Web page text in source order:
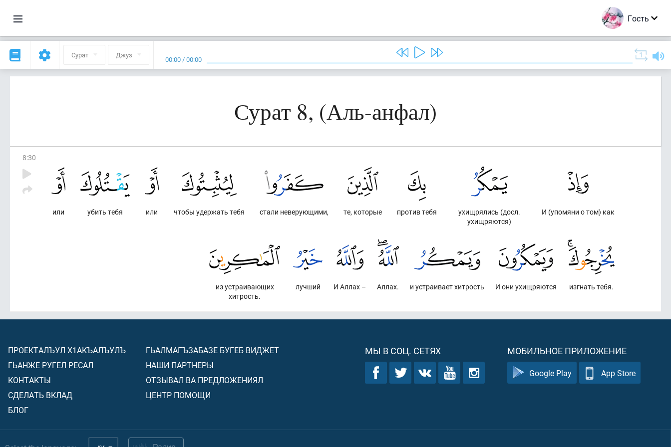
Гость
Сурат Джуз 00:00 /00:00
Сурат 8, (Аль-анфал)
8:30
И (упомяни о том) как
ухищрялись (досл.
ухищряются)
против тебя
те, которые
стали неверующими,
чтобы удержать тебя
или
убить тебя
или
изгнать тебя.
И они ухищряются
и устраивает хитрость
Аллах.
И Аллах –
лучший
из устраивающих
хитрость.
ПРОЕКТАЛЪУЛ Х1АКЪАЛЪУЛЪ
ГЬАНЖЕ РУГЕЛ РЕСАЛ
КОНТАКТЫ
СДЕЛАТЬ ВКЛАД
БЛОГ
ГЬАЛМАГЪЗАБАЗЕ БУГЕБ ВИДЖЕТ
НАШИ ПАРТНЕРЫ
ОТЗЫВАЛ ВА ПРЕДЛОЖЕНИЯЛ
ЦЕНТР ПОМОЩИ
МЫ В СОЦ. СЕТЯХ МОБИЛЬНОЕ ПРИЛОЖЕНИЕ
Google Play App Store